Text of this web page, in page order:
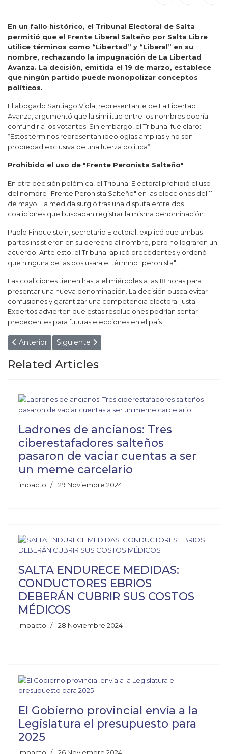
En un fallo histórico, el Tribunal Electoral de Salta
permitió que el Frente Liberal Salteño por Salta Libre
utilice términos como “Libertad” y “Liberal” en su
nombre, rechazando la impugnación de La Libertad
Avanza. La decisión, emitida el 19 de marzo, establece
que ningún partido puede monopolizar conceptos
políticos.
El abogado Santiago Viola, representante de La Libertad
Avanza, argumentó que la similitud entre los nombres podría
confundir a los votantes. Sin embargo, el Tribunal fue claro:
“Estos términos representan ideologías amplias y no son
propiedad exclusiva de una fuerza política”.
Prohibido el uso de "Frente Peronista Salteño"
En otra decisión polémica, el Tribunal Electoral prohibió el uso
del nombre "Frente Peronista Salteño" en las elecciones del 11
de mayo. La medida surgió tras una disputa entre dos
coaliciones que buscaban registrar la misma denominación.
Pablo Finquelstein, secretario Electoral, explicó que ambas
partes insistieron en su derecho al nombre, pero no lograron un
acuerdo. Ante esto, el Tribunal aplicó precedentes y ordenó
que ninguna de las dos usara el término "peronista".
Las coaliciones tienen hasta el miércoles a las 18 horas para
presentar una nueva denominación. La decisión busca evitar
confusiones y garantizar una competencia electoral justa.
Expertos advierten que estas resoluciones podrían sentar
precedentes para futuras elecciones en el país.
Artículo anterior: ¿Pudo ser una tragedia? Liberaron al
Anterior Artículo siguiente: Juan Manuel Urtubey y
Siguiente
Related Articles
Ladrones de ancianos: Tres
ciberestafadores salteños
pasaron de vaciar cuentas a ser
un meme carcelario
impacto 29 Noviembre 2024
SALTA ENDURECE MEDIDAS:
CONDUCTORES EBRIOS
DEBERÁN CUBRIR SUS COSTOS
MÉDICOS
impacto 28 Noviembre 2024
El Gobierno provincial envía a la
Legislatura el presupuesto para
2025